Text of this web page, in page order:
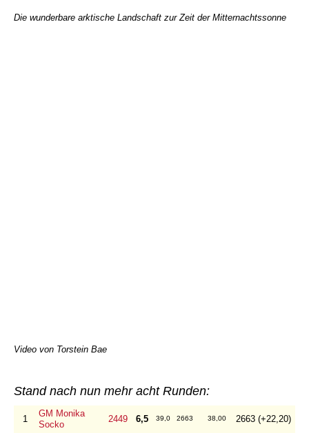
Die wunderbare arktische Landschaft zur Zeit der Mitternachtssonne
Video von Torstein Bae
Stand nach nun mehr acht Runden:
1
GM Monika
Socko
2449 6,5 39,0 2663 38,00 2663 (+22,20)